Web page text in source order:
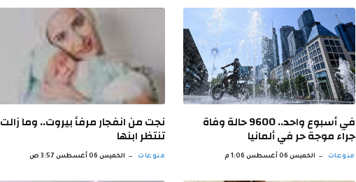
في أسبوع واحد.. 9600 حالة وفاة
جراء موجة حر في ألمانيا
منوعات الخميس 06 أغسطس 1:06 م
نجت من انفجار مرفأ بيروت.. وما زالت
تنتظر ابنها
منوعات الخميس 06 أغسطس 3:57 ص